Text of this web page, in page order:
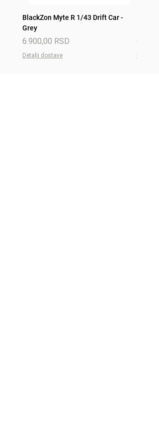
BlackZon Myte R 1/43 Drift Car -
Grey
Price
6.900,00 RSD
Detalji dostave
Price